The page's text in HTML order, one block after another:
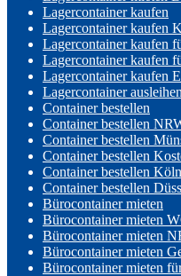
Lagercontainer kaufen
Lagercontainer kaufen
Lagercontainer kaufen
Lagercontainer kaufen
Lagercontainer kaufen
Lagercontainer ausleihen
Container bestellen
Container bestellen
Container bestellen
Container bestellen
Container bestellen Köln
Container bestellen
Bürocontainer mieten
Bürocontainer mieten
Bürocontainer mieten
Bürocontainer mieten
Bürocontainer mieten